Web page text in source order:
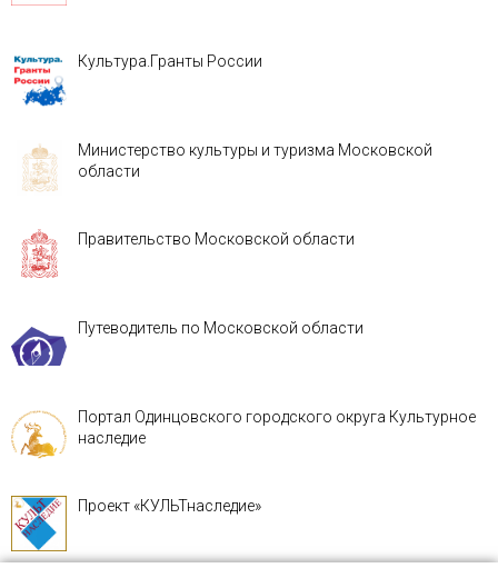
Культура.Гранты России
Министерство культуры и туризма Московской
области
Правительство Московской области
Путеводитель по Московской области
Портал Одинцовского городского округа Культурное
наследие
Проект «КУЛЬТнаследие»